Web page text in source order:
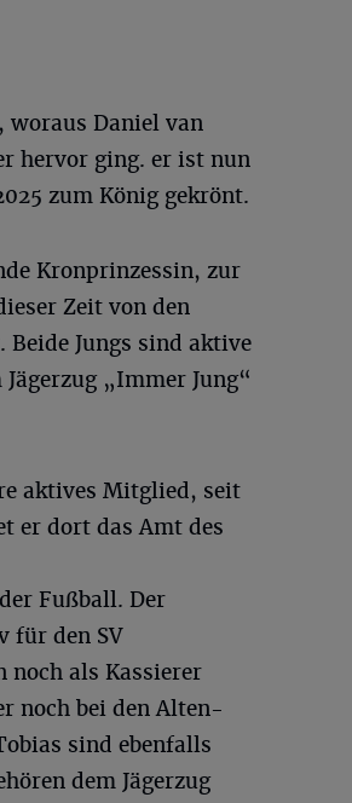
woraus Daniel van
hervor ging. er ist nun
zum König gekrönt.
Kronprinzessin, zur
Zeit von den
Jungs sind aktive
„Immer Jung“
aktives Mitglied, seit
er dort das Amt des
Fußball. Der
für den SV
noch als Kassierer
noch bei den Alten-
sind ebenfalls
dem Jägerzug